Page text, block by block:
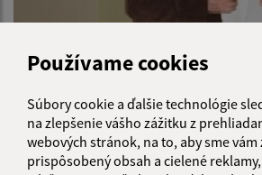
Používame cookies
Súbory cookie a ďalšie technológie
na zlepšenie vášho zážitku z
webových stránok, na to, aby sme
prispôsobený obsah a cielené